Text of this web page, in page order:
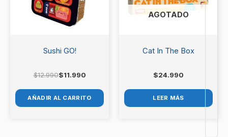
Sushi GO!
$12.990$11.990
AÑADIR AL CARRITO
AGOTADO
Cat In The Box
$24.990
LEER MÁS